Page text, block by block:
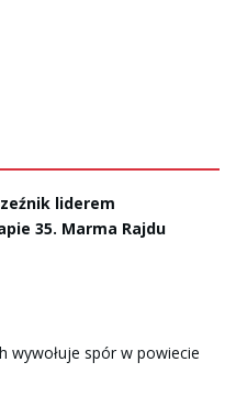
liderem
35. Marma Rajdu
wywołuje spór w powiecie